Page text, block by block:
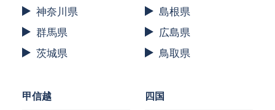
神奈川県
群馬県
茨城県
甲信越
島根県
広島県
鳥取県
四国